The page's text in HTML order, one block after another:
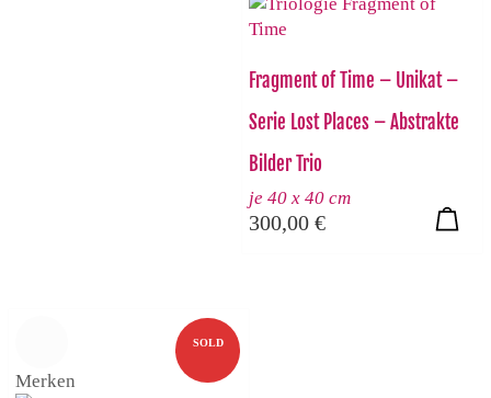
Fragment of Time – Unikat –
Serie Lost Places – Abstrakte
Bilder Trio
je 40 x 40 cm
300,00 €
SOLD
Merken